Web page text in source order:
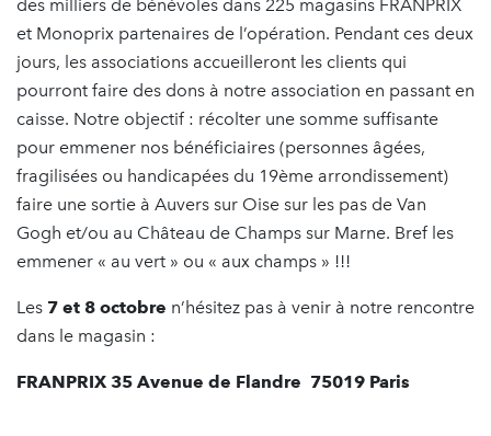
des milliers de bénévoles dans 225 magasins FRANPRIX
et Monoprix partenaires de l’opération. Pendant ces deux
jours, les associations accueilleront les clients qui
pourront faire des dons à notre association en passant en
caisse. Notre objectif : récolter une somme suffisante
pour emmener nos bénéficiaires (personnes âgées,
fragilisées ou handicapées du 19ème arrondissement)
faire une sortie à Auvers sur Oise sur les pas de Van
Gogh et/ou au Château de Champs sur Marne. Bref les
emmener « au vert » ou « aux champs » !!!
Les 7 et 8 octobre n’hésitez pas à venir à notre rencontre
dans le magasin :
FRANPRIX 35 Avenue de Flandre 75019 Paris